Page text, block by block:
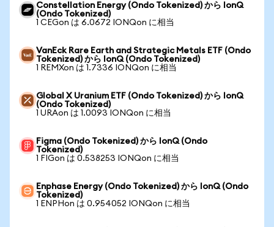
Constellation Energy (Ondo Tokenized) から IonQ
(Ondo Tokenized)
1 CEGon は 6.0672 IONQon に相当
VanEck Rare Earth and Strategic Metals ETF (Ondo
Tokenized) から IonQ (Ondo Tokenized)
1 REMXon は 1.7336 IONQon に相当
Global X Uranium ETF (Ondo Tokenized) から IonQ
(Ondo Tokenized)
1 URAon は 1.0093 IONQon に相当
Figma (Ondo Tokenized) から IonQ (Ondo
Tokenized)
1 FIGon は 0.538253 IONQon に相当
Enphase Energy (Ondo Tokenized) から IonQ (Ondo
Tokenized)
1 ENPHon は 0.954052 IONQon に相当